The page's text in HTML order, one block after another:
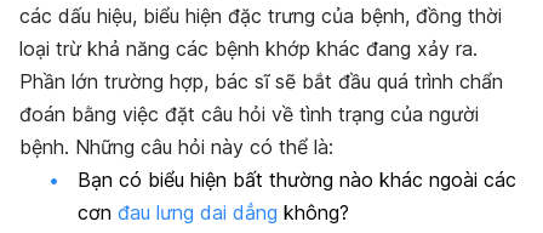
các dấu hiệu, biểu hiện đặc trưng của bệnh, đồng thời
loại trừ khả năng các bệnh khớp khác đang xảy ra.
Phần lớn trường hợp, bác sĩ sẽ bắt đầu quá trình chẩn
đoán bằng việc đặt câu hỏi về tình trạng của người
bệnh. Những câu hỏi này có thể là:
Bạn có biểu hiện bất thường nào khác ngoài các
cơn đau lưng dai dẳng không?